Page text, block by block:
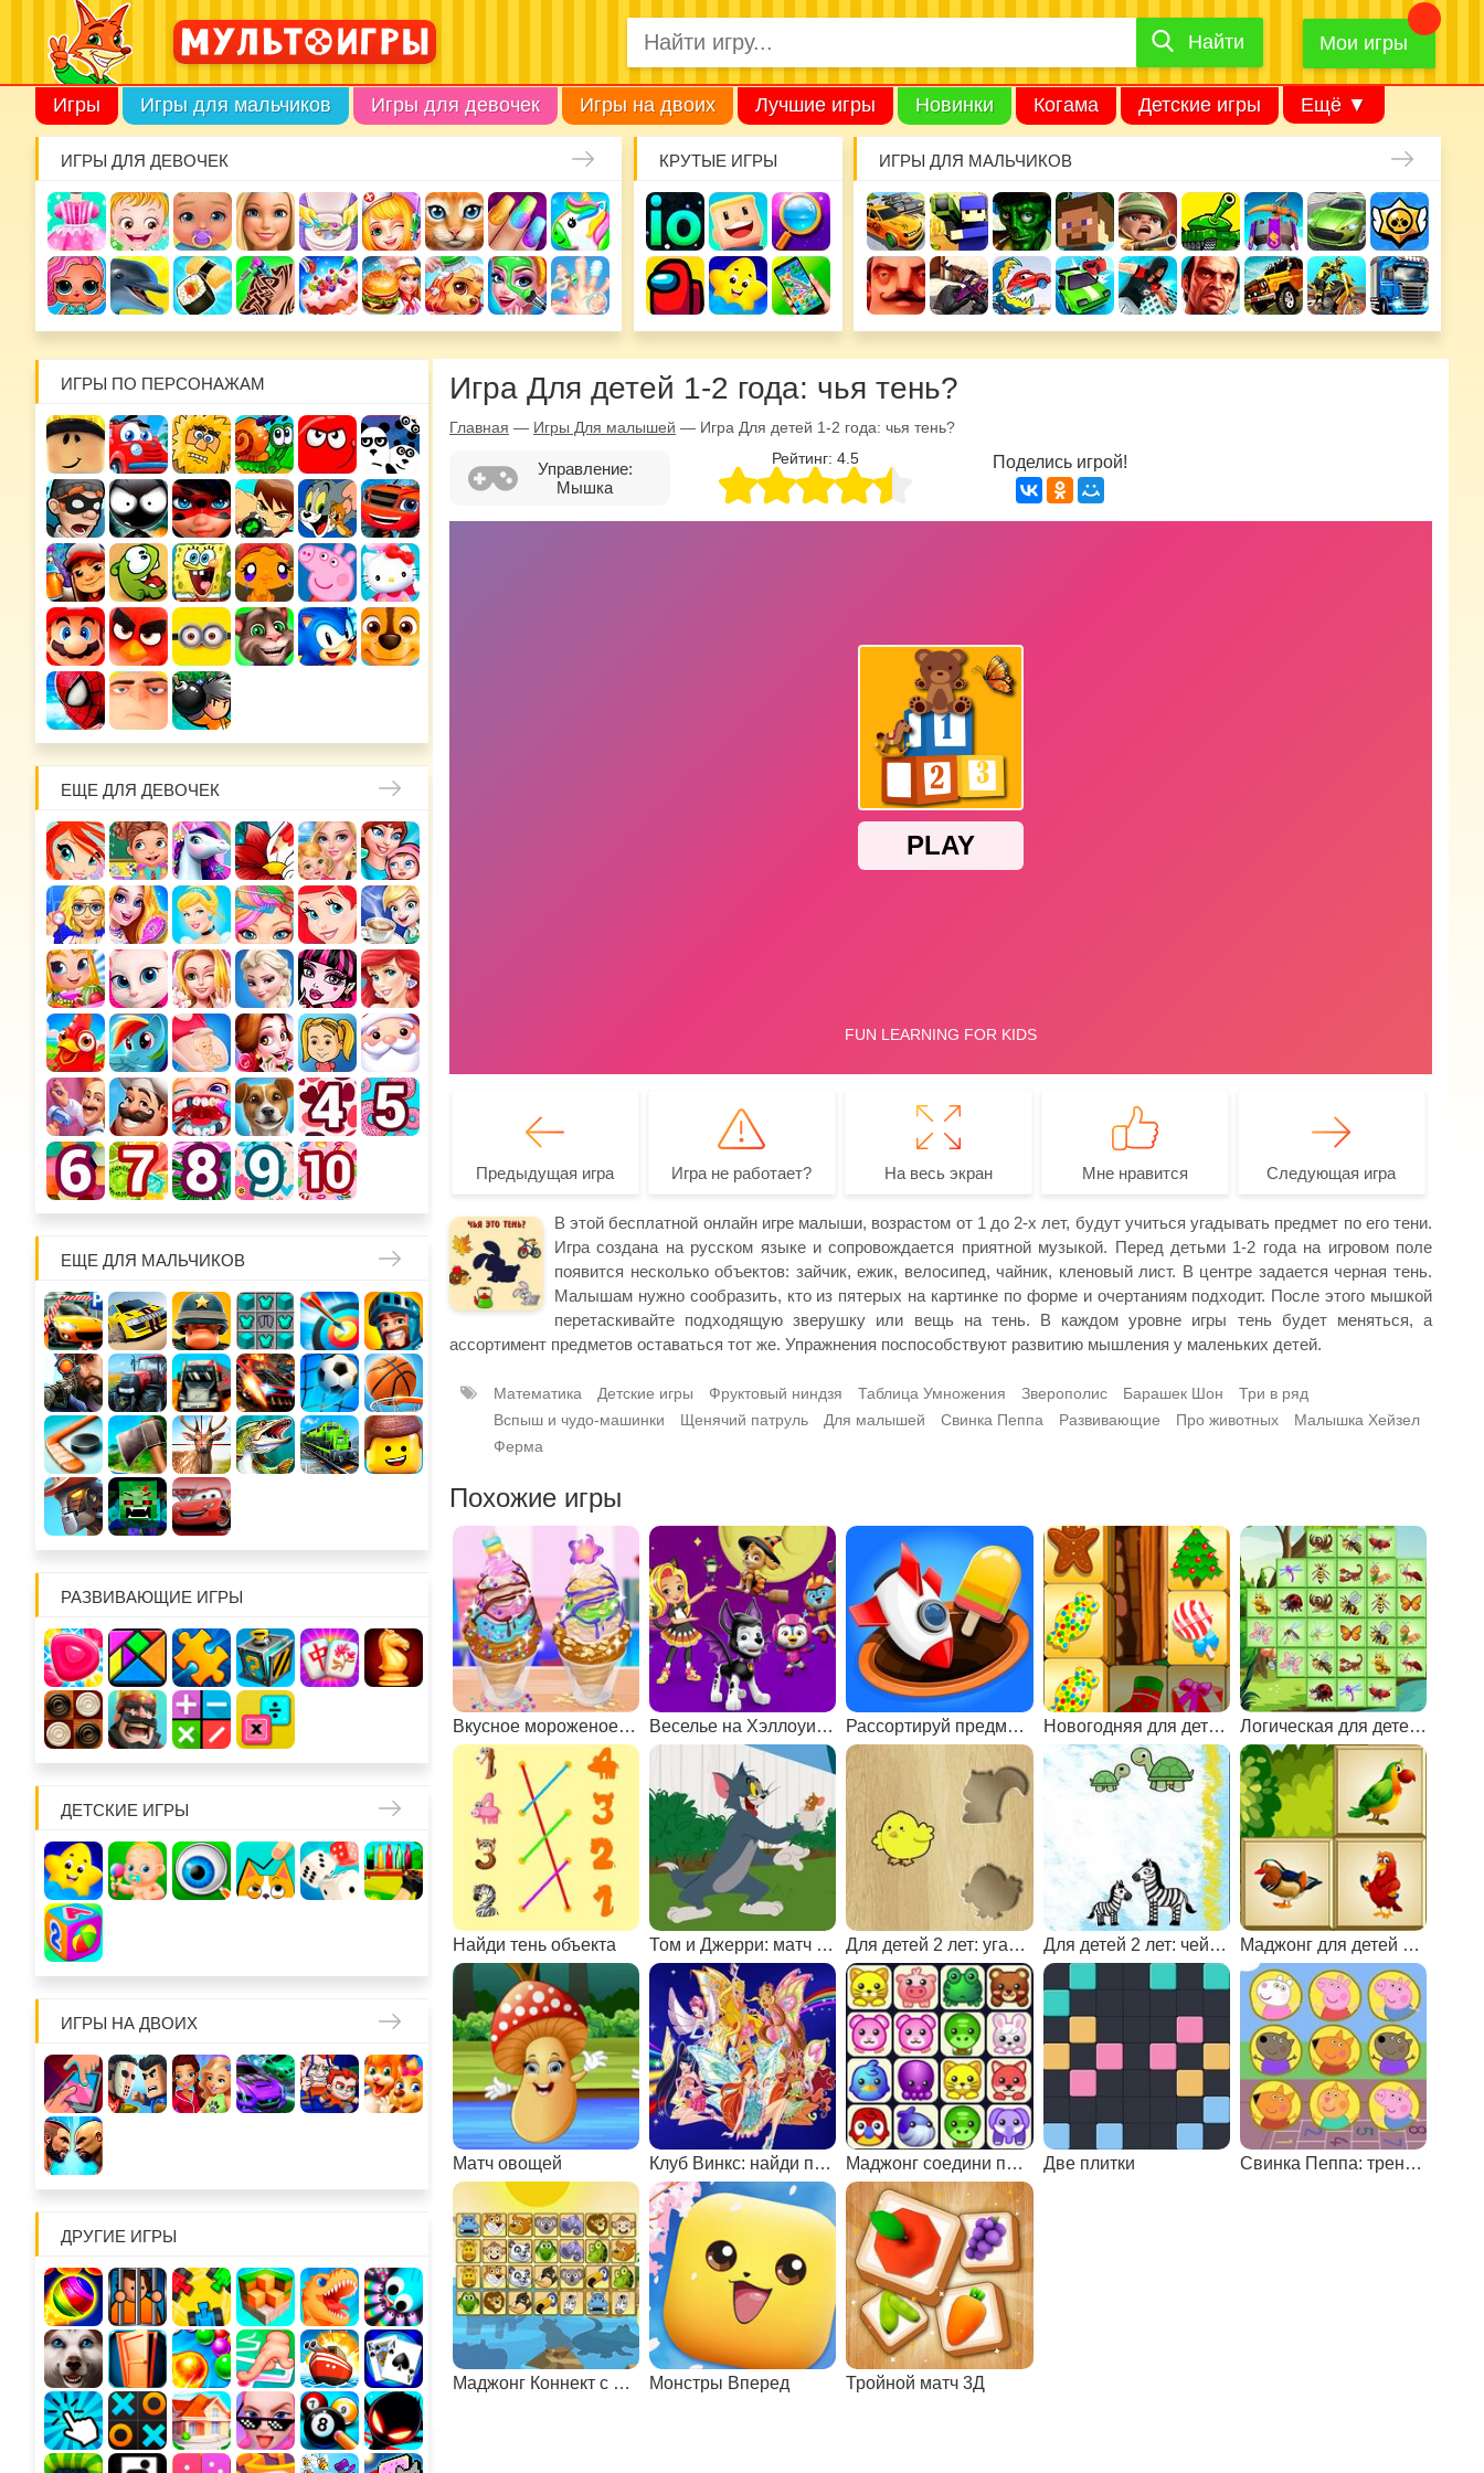
Найти
Найти Мои игры
Игры Игры для мальчиков Игры для девочек Игры на двоих Лучшие игры Новинки Когама Детские игры Ещё ▼
ИГРЫ ДЛЯ ДЕВОЧЕК КРУТЫЕ ИГРЫ ИГРЫ ДЛЯ МАЛЬЧИКОВ
ИГРЫ ПО ПЕРСОНАЖАМ
ЕЩЕ ДЛЯ ДЕВОЧЕК
ЕЩЕ ДЛЯ МАЛЬЧИКОВ
РАЗВИВАЮЩИЕ ИГРЫ
ДЕТСКИЕ ИГРЫ
ИГРЫ НА ДВОИХ
ДРУГИЕ ИГРЫ
Игра Для детей 1-2 года: чья тень?
Главная — Игры Для малышей — Игра Для детей 1-2 года: чья тень?
Управление:
Мышка
Рейтинг: 4.5 Поделись игрой!
Предыдущая игра Игра не работает? На весь экран Мне нравится Следующая игра
В этой бесплатной онлайн игре малыши, возрастом от 1 до 2-х лет, будут учиться угадывать предмет по его тени.
Игра создана на русском языке и сопровождается приятной музыкой. Перед детьми 1-2 года на игровом поле
появится несколько объектов: зайчик, ежик, велосипед, чайник, кленовый лист. В центре задается черная тень.
Малышам нужно сообразить, кто из пятерых на картинке по форме и очертаниям подходит. После этого мышкой
перетаскивайте подходящую зверушку или вещь на тень. В каждом уровне игры тень будет меняться, а
ассортимент предметов оставаться тот же. Упражнения поспособствуют развитию мышления у маленьких детей.
Математика Детские игры Фруктовый ниндзя Таблица Умножения Зверополис Барашек Шон
Три в ряд
Вспыш и чудо-машинки
Щенячий патруль Для малышей Свинка Пеппа Развивающие Про животных
Малышка Хейзел
Ферма
Похожие игры
Вкусное мороженое Чуррос Веселье на Хэллоуин с мультяшками Никелодеона Рассортируй предметы Новогодняя для детей 7 лет Логическая для детей 6 лет
Найди тень объекта Том и Джерри: матч пар Для детей 2 лет: угадай объект по тени Для детей 2 лет: чей малыш? Маджонг для детей 7 лет
Матч овощей Клуб Винкс: найди пары Маджонг соедини пары Две плитки Свинка Пеппа: тренировка памяти
Маджонг Коннект с животными 2 Монстры Вперед Тройной матч 3Д